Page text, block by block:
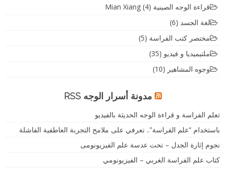
قراءة الوجه الصينية Mian Xiang (4)
لغة الجسد (6)
مختصر كتب الفراسة (5)
ملتيميديا و فيديو (35)
وجوه المشاهير (10)
مدونة أسرار الوجه RSS
تعلم الفراسة و قراءة الوجه الحديثة بالفيديو
باستخدام “علم الفراسة”.. تعرفي على ملامح التجربة العاطفية الفاشلة
نجوم إثارة الجدل – تحت عدسة علم الفيزيونومى
كتاب علم الفراسة الغربي – الفيزيونومي